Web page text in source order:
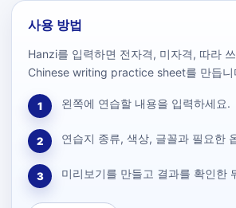
사용 방법
Hanzi를 입력하면 전자격, 미자격, 따라
Chinese writing practice sheet를 만듭니
1 왼쪽에 연습할 내용을 입력하세요.
2 연습지 종류, 색상, 글꼴과 필요한
3 미리보기를 만들고 결과를 확인한